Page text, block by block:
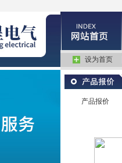
设为首页
产品报价